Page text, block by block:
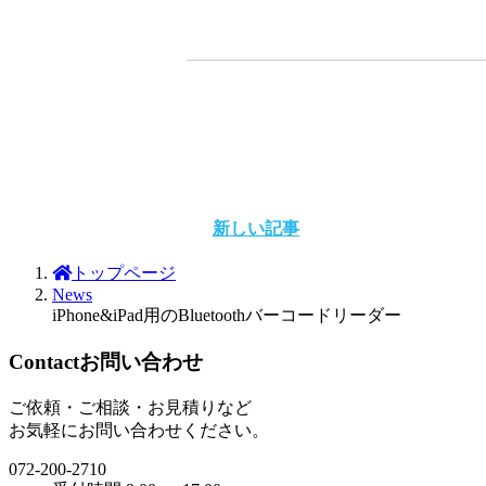
新しい記事
トップページ
News
iPhone&iPad用のBluetoothバーコードリーダー
Contactお問い合わせ
ご依頼・ご相談・お見積りなど
お気軽にお問い合わせください。
072-200-2710